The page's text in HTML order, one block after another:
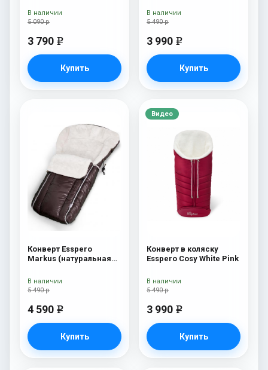
5 090 р
3 790 e
Купить
В наличии
5 490 р
3 990 e
Купить
В наличии
Конверт Esspero
Markus (натуральная
5 490 р
4 590 e
Купить
В наличии
Видео
Конверт в коляску
Esspero Cosy White Pink
5 490 р
3 990 e
Купить
В наличии